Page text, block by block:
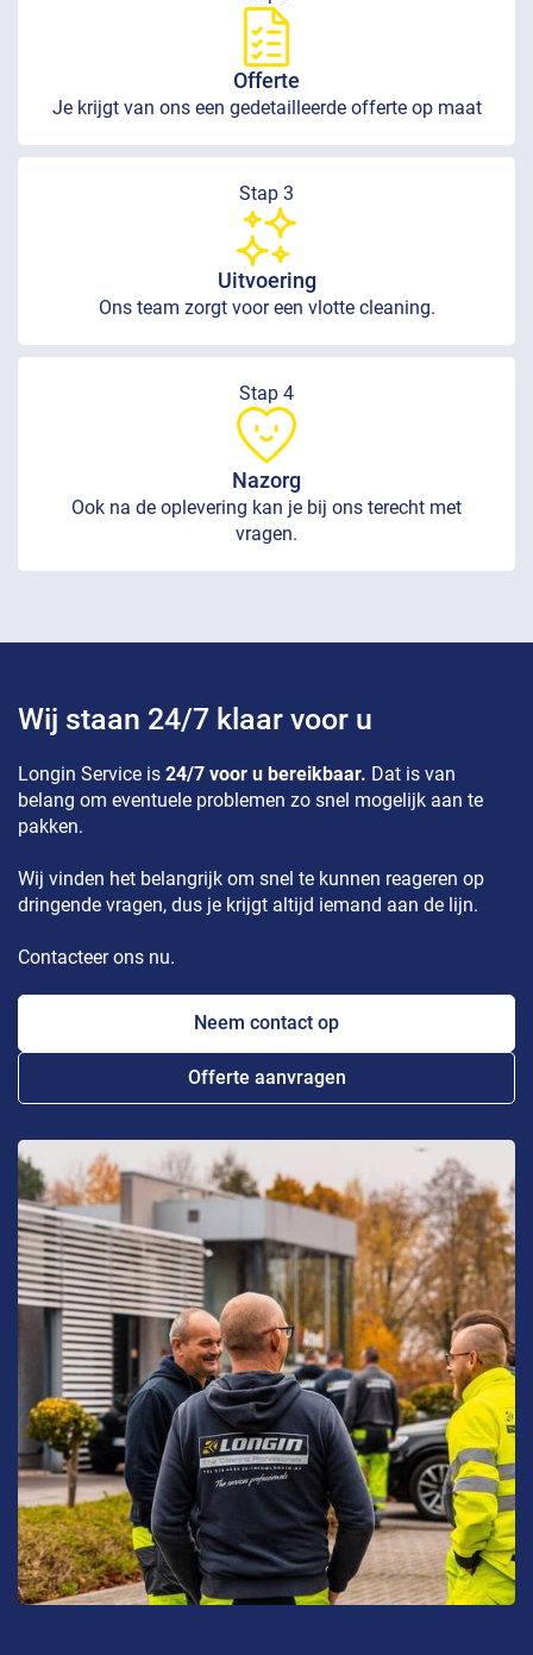
Offerte
Je krijgt van ons een gedetailleerde offerte op maat
Stap 3
Uitvoering
Ons team zorgt voor een vlotte cleaning.
Stap 4
Nazorg
Ook na de oplevering kan je bij ons terecht met
vragen.
Wij staan 24/7 klaar voor u
Longin Service is 24/7 voor u bereikbaar. Dat is van
belang om eventuele problemen zo snel mogelijk aan te
pakken.
Wij vinden het belangrijk om snel te kunnen reageren op
dringende vragen, dus je krijgt altijd iemand aan de lijn.
Contacteer ons nu.
Neem contact op
Offerte aanvragen